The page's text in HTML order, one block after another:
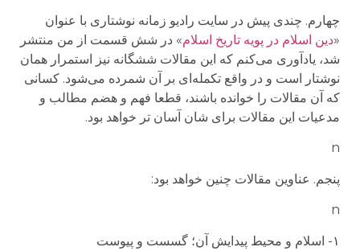
چهارم. چندی پیش در سایت رادیو زمانه نوشتاری با عنوان
«دین اسلام در پویه تاریخ اسلام» در شش قسمت از من منتشر
شد، یادآوری می‌کنم که این مقالات ششگانه نیز استمرار همان
نوشتار است و در واقع تکمله‌ای بر آن شمرده می‌شود. کسانی
که آن مقالات را خوانده باشند، قطعا فهم و هضم مطالب و
مدعیات این مقالات برای شان آسان تر خواهد بود.
n
پنجم. عناوین مقالات چنین خواهد بود:
n
۱- اسلام و محیط پیدایش آن؛ گسست و پیوست